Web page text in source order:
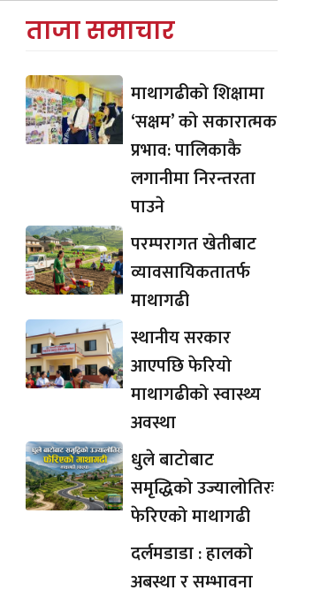
ताजा समाचार
माथागढीको शिक्षामा
‘सक्षम’ को सकारात्मक
प्रभाव: पालिकाकै
लगानीमा निरन्तरता
पाउने
परम्परागत खेतीबाट
व्यावसायिकतातर्फ
माथागढी
स्थानीय सरकार
आएपछि फेरियो
माथागढीको स्वास्थ्य
अवस्था
धुले बाटोबाट
समृद्धिको उज्यालोतिरः
फेरिएको माथागढी
दर्लमडाडा : हालको
अबस्था र सम्भावना